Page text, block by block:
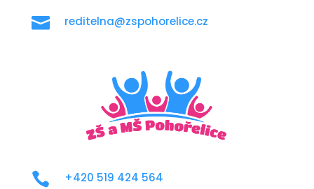
 reditelna@zspohorelice.cz
 +420 519 424 564